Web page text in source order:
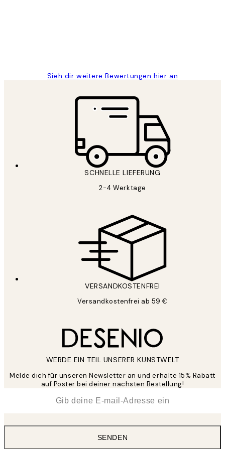
Sieh dir weitere Bewertungen hier an
SCHNELLE LIEFERUNG
2-4 Werktage
VERSANDKOSTENFREI
Versandkostenfrei ab 59 €
WERDE EIN TEIL UNSERER KUNSTWELT
Melde dich für unseren Newsletter an und erhalte 15% Rabatt
auf Poster bei deiner nächsten Bestellung!
SENDEN